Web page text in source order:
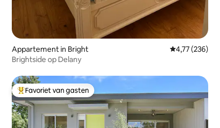
Appartement in Bright Gemiddelde
4,77 (236)
Brightside op Delany
Topfavoriet van gasten
Favoriet van gasten